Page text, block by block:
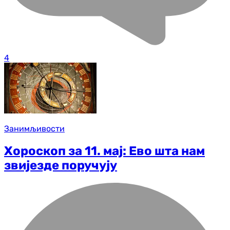
4
Занимљивости
Хороскоп за 11. мај: Ево шта нам
звијезде поручују